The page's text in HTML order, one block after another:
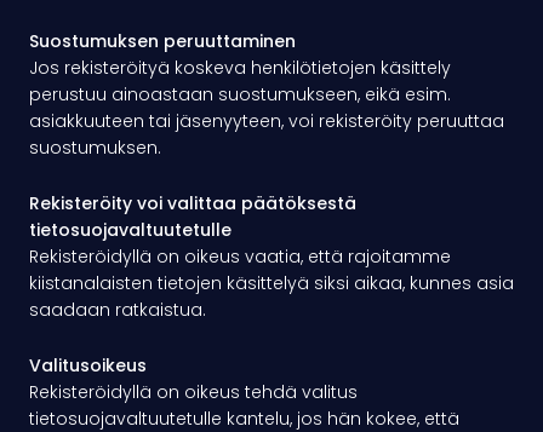
Suostumuksen peruuttaminen
Jos rekisteröityä koskeva henkilötietojen käsittely
perustuu ainoastaan suostumukseen, eikä esim.
asiakkuuteen tai jäsenyyteen, voi rekisteröity peruuttaa
suostumuksen.
Rekisteröity voi valittaa päätöksestä
tietosuojavaltuutetulle
Rekisteröidyllä on oikeus vaatia, että rajoitamme
kiistanalaisten tietojen käsittelyä siksi aikaa, kunnes asia
saadaan ratkaistua.
Valitusoikeus
Rekisteröidyllä on oikeus tehdä valitus
tietosuojavaltuutetulle kantelu, jos hän kokee, että